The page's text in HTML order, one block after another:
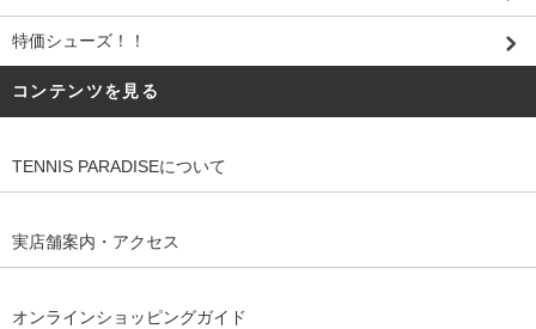
特価シューズ！！
コンテンツを見る
TENNIS PARADISEについて
実店舗案内・アクセス
オンラインショッピングガイド